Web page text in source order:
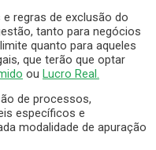
regras de exclusão do
tanto para negócios
quanto para aqueles
que terão que optar
ou Lucro Real.
de processos,
específicos e
modalidade de apuração